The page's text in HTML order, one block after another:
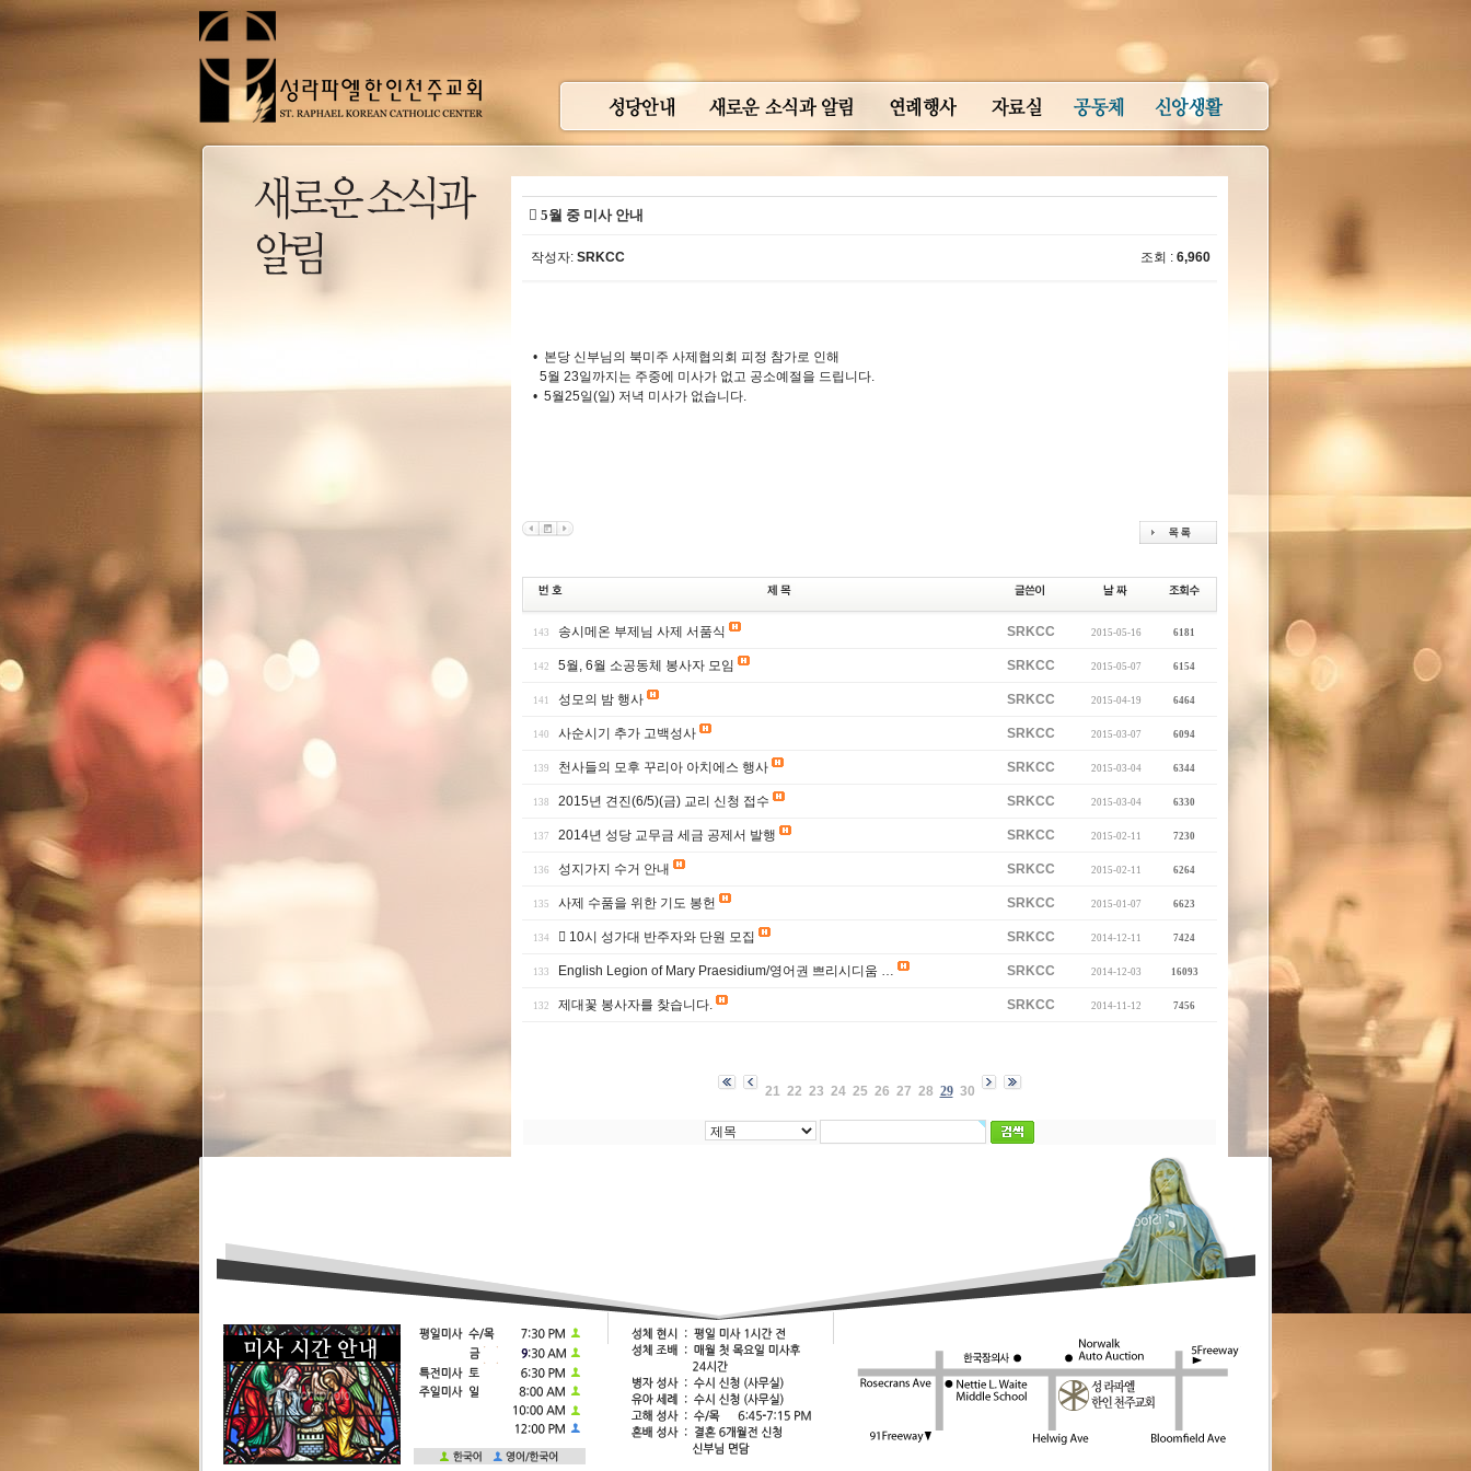
 5월 중 미사 안내
작성자: SRKCC 조회 : 6,960
• 본당 신부님의 북미주 사제협의회 피정 참가로 인해
5월 23일까지는 주중에 미사가 없고 공소예절을 드립니다.
• 5월25일(일) 저녁 미사가 없습니다.
143 송시메온 부제님 사제 서품식 SRKCC 2015-05-16 6181
142 5월, 6월 소공동체 봉사자 모임 SRKCC 2015-05-07 6154
141 성모의 밤 행사 SRKCC 2015-04-19 6464
140 사순시기 추가 고백성사 SRKCC 2015-03-07 6094
139 천사들의 모후 꾸리아 아치에스 행사 SRKCC 2015-03-04 6344
138 2015년 견진(6/5)(금) 교리 신청 접수 SRKCC 2015-03-04 6330
137 2014년 성당 교무금 세금 공제서 발행 SRKCC 2015-02-11 7230
136 성지가지 수거 안내 SRKCC 2015-02-11 6264
135 사제 수품을 위한 기도 봉헌 SRKCC 2015-01-07 6623
134  10시 성가대 반주자와 단원 모집 SRKCC 2014-12-11 7424
133 English Legion of Mary Praesidium/영어권 쁘리시디움 … SRKCC 2014-12-03 16093
132 제대꽃 봉사자를 찾습니다. SRKCC 2014-11-12 7456
21 22 23 24 25 26 27 28 29 30